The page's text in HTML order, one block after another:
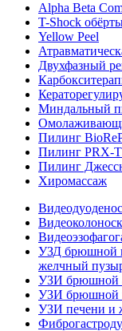
Alpha Beta
T-Shock
Yellow Peel
Двухфазный
Миндальный
Пилинг
Пилинг PRX-
Пилинг
Хиромассаж
УЗД брюшной
желчный
УЗИ брюшной
УЗИ брюшной
УЗИ печени и